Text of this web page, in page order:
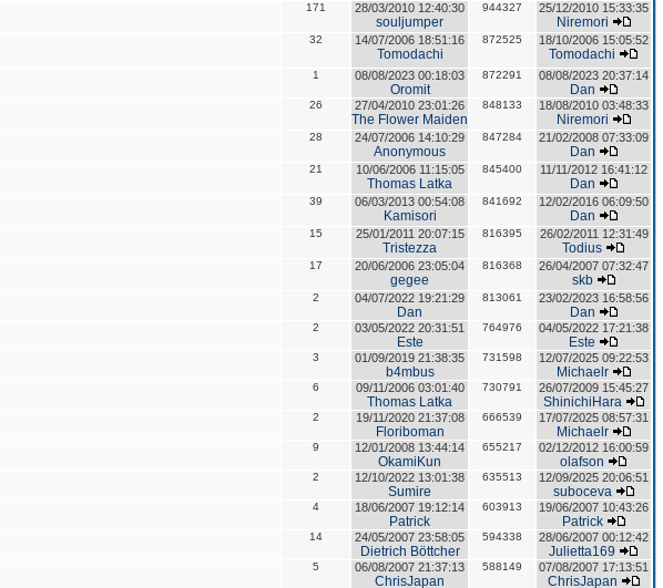
171 28/03/2010 12:40:30
souljumper
944327 25/12/2010 15:33:35
Niremori
32 14/07/2006 18:51:16
Tomodachi
872525 18/10/2006 15:05:52
Tomodachi
1 08/08/2023 00:18:03
Oromit
872291 08/08/2023 20:37:14
Dan
26 27/04/2010 23:01:26
The Flower Maiden
848133 18/08/2010 03:48:33
Niremori
28 24/07/2006 14:10:29
Anonymous
847284 21/02/2008 07:33:09
Dan
21 10/06/2006 11:15:05
Thomas Latka
845400 11/11/2012 16:41:12
Dan
39 06/03/2013 00:54:08
Kamisori
841692 12/02/2016 06:09:50
Dan
15 25/01/2011 20:07:15
Tristezza
816395 26/02/2011 12:31:49
Todius
17 20/06/2006 23:05:04
gegee
816368 26/04/2007 07:32:47
skb
2 04/07/2022 19:21:29
Dan
813061 23/02/2023 16:58:56
Dan
2 03/05/2022 20:31:51
Este
764976 04/05/2022 17:21:38
Este
3 01/09/2019 21:38:35
b4mbus
731598 12/07/2025 09:22:53
Michaelr
6 09/11/2006 03:01:40
Thomas Latka
730791 26/07/2009 15:45:27
ShinichiHara
2 19/11/2020 21:37:08
Floriboman
666539 17/07/2025 08:57:31
Michaelr
9 12/01/2008 13:44:14
OkamiKun
655217 02/12/2012 16:00:59
olafson
2 12/10/2022 13:01:38
Sumire
635513 12/09/2025 20:06:51
suboceva
4 18/06/2007 19:12:14
Patrick
603913 19/06/2007 10:43:26
Patrick
14 24/05/2007 23:58:05
Dietrich Böttcher
594338 28/06/2007 00:12:42
Julietta169
5 06/08/2007 21:37:13
ChrisJapan
588149 07/08/2007 17:13:51
ChrisJapan